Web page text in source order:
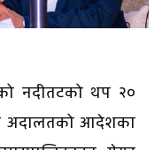
नदीतटको थप २०
अदालतको आदेशका